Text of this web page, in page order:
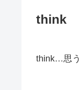
think
think…思う